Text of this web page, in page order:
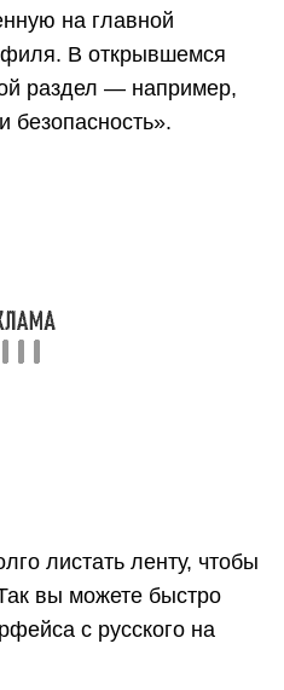
на главной
В открывшемся
раздел — например,
безопасность».
листать ленту, чтобы
вы можете быстро
с русского на